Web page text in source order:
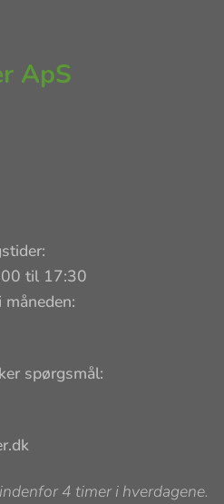
ApS
til 17:30
spørgsmål:
4 timer i hverdagene.